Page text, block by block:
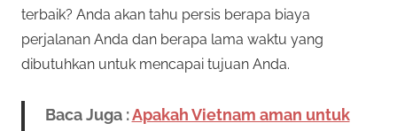
terbaik? Anda akan tahu persis berapa biaya
perjalanan Anda dan berapa lama waktu yang
dibutuhkan untuk mencapai tujuan Anda.
Baca Juga :Apakah Vietnam aman untuk